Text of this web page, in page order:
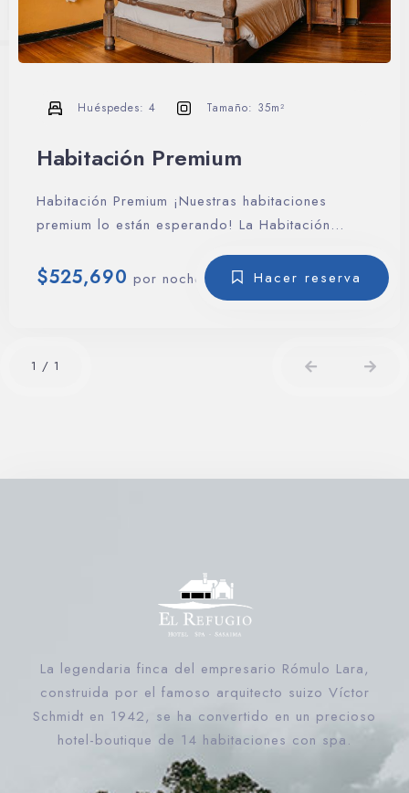
Habitación Premium
Habitación Premium ¡Nuestras habitaciones
premium lo están esperando! La Habitación
Huéspedes: 4 Tamaño: 35m²
$525,690 por noche Hacer reserva
1 / 1
La legendaria finca del empresario Rómulo Lara,
construida por el famoso arquitecto suizo Víctor
Schmidt en 1942, se ha convertido en un precioso
hotel-boutique de 14 habitaciones con spa.